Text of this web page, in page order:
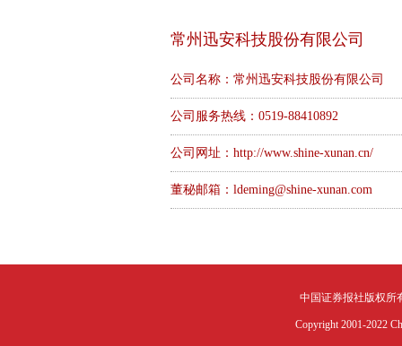
常州迅安科技股份有限公司
公司名称：常州迅安科技股份有限公司
公司服务热线：0519-88410892
公司网址： http://www.shine-xunan.cn/
董秘邮箱： ldeming@shine-xunan.com
中国证券报社版权所
Copyright 2001-2022